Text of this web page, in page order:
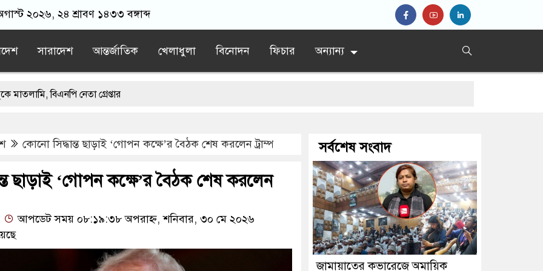
২০২৬, ২৪ শ্রাবণ ১৪৩৩ বঙ্গাব্দ
সারাদেশ আন্তর্জাতিক খেলাধুলা বিনোদন ফিচার অন্যান্য
নেতা গ্রেপ্তার
দেশগুলোকে তাদের বিরুদ্ধে ঐক্যবদ্ধ হতে হবে: পাকিস্তানের প্রতিরক্ষামন্ত্রী
খাতের বেসরকারীকরণ লুটপাটের নতুন লাইসেন্স: জামায়াত সেক্রেটারি
কারো পৈতৃক সম্পত্তি নয়: ইশরাক হোসেন
কোনো সিদ্ধান্ত ছাড়াই ‘গোপন কক্ষে’র বৈঠক শেষ করলেন ট্রাম্প
ছাড়াই ‘গোপন কক্ষে’র বৈঠক শেষ করলেন
আপডেট সময় ০৮:১৯:৩৮ অপরাহ্ন, শনিবার, ৩০ মে ২০২৬
সর্বশেষ সংবাদ
জামায়াতের কভারেজে অমায়িক